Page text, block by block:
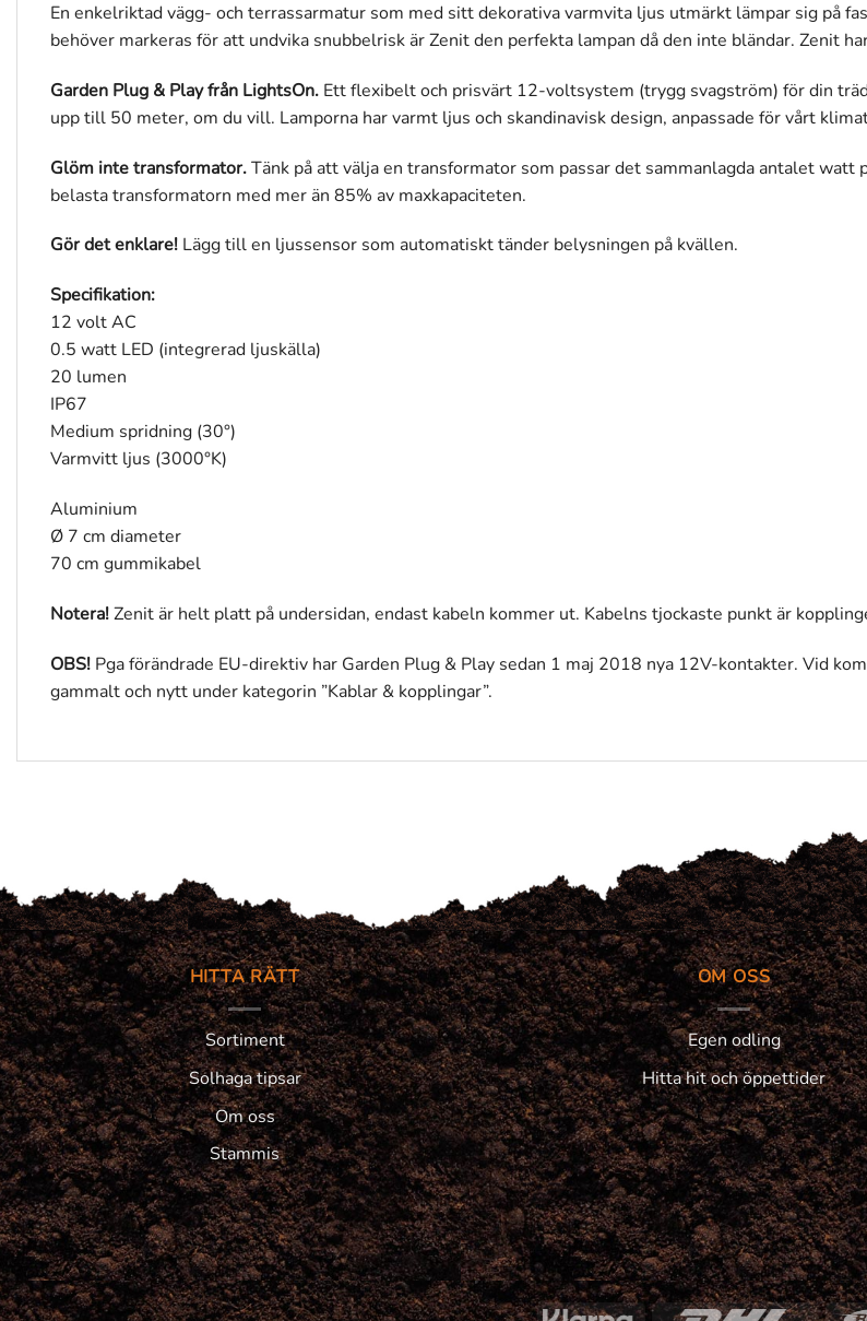
En enkelriktad vägg- och terrassarmatur som med sitt dekorativa varmvita ljus utmärkt lämpar sig på
behöver markeras för att undvika snubbelrisk är Zenit den perfekta lampan då den inte bländar. Zenit
Garden Plug & Play från LightsOn. Ett flexibelt och prisvärt 12-voltsystem (trygg svagström) för din
upp till 50 meter, om du vill. Lamporna har varmt ljus och skandinavisk design, anpassade för vårt
Glöm inte transformator.Tänk på att välja en transformator som passar det sammanlagda antalet
belasta transformatorn med mer än 85% av maxkapaciteten.
Gör det enklare! Lägg till en ljussensor som automatiskt tänder belysningen på kvällen.
Specifikation:
12 volt AC
0.5 watt LED (integrerad ljuskälla)
20 lumen
IP67
Medium spridning (30°)
Varmvitt ljus (3000°K)
Aluminium
Ø 7 cm diameter
70 cm gummikabel
Notera!Zenit är helt platt på undersidan, endast kabeln kommer ut. Kabelns tjockaste punkt är
OBS! Pga förändrade EU-direktiv har Garden Plug & Play sedan 1 maj 2018 nya 12V-kontakter. Vid
gammalt och nytt under kategorin ”Kablar & kopplingar”.
HITTA RÄTT
Sortiment
Solhaga tipsar
Om oss
Stammis
OM OSS
Egen odling
Hitta hit och öppettider